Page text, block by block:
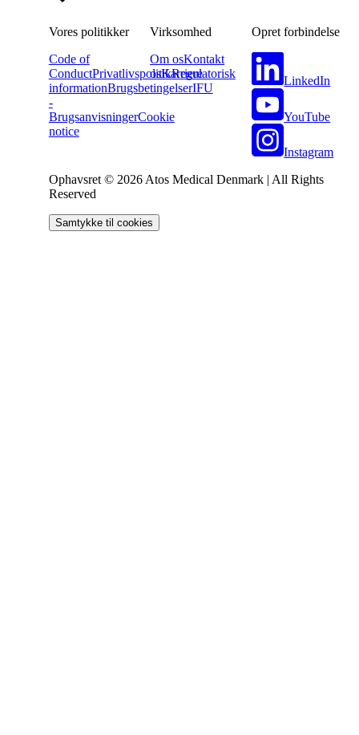
Vores politikker
Code of
ConductPrivatlivspolitikRegulatorisk
informationBrugsbetingelserIFU
-
BrugsanvisningerCookie
notice
Virksomhed
Om osKontakt
osKarriere
Opret forbindelse
LinkedIn
YouTube
Instagram
Ophavsret © 2026 Atos Medical Denmark | All Rights
Reserved
Samtykke til cookies